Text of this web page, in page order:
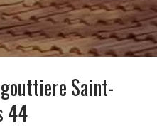
Saint-
44